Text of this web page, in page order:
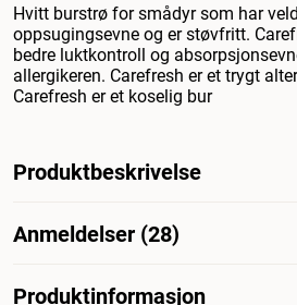
Hvitt burstrø for smådyr som har
oppsugingsevne og er støvfritt.
bedre luktkontroll og
allergikeren. Carefresh er et trygt
Carefresh er et koselig bur
Produktbeskrivelse
oppsugingsevne og er støvfritt.
for allergikeren. Carefresh er et trygt
Anmeldelser (28)
Produktinformasjon